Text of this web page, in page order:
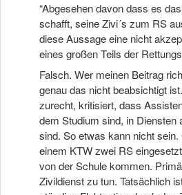
“Abgesehen davon dass es
schafft, seine Zivi´s zum RS
diese Aussage eine nicht
eines großen Teils der
Falsch. Wer meinen Beitrag
genau das nicht beabsichtigt
zurecht, kritisiert, dass
dem Studium sind, in Diensten
sind. So etwas kann nicht
einem KTW zwei RS
von der Schule kommen.
Zivildienst zu tun. Tatsächlich